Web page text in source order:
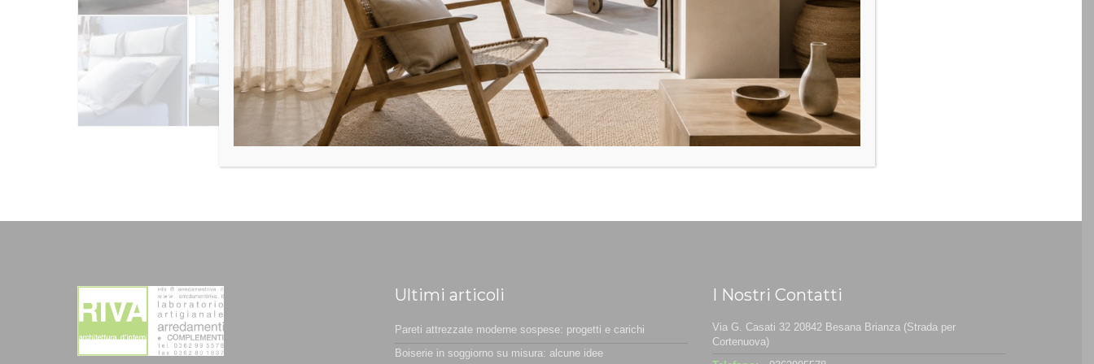
Ultimi articoli
Pareti attrezzate moderne sospese: progetti e carichi
Boiserie in soggiorno su misura: alcune idee
I Nostri Contatti
Via G. Casati 32 20842 Besana Brianza (Strada per
Cortenuova)